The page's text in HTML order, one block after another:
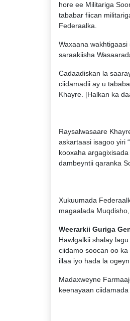
hore ee Militariga
tababar fiican
Federaalka.
Waxaana
saraakiisha
Cadaadiskan la
ciidamadii ay u
Khayre. [Halkan ka
Raysalwasaare
askartaasi isagoo yiri
kooxaha
dambeyntii qaranka
Xukuumada
magaalada
Weerarkii Guriga
Hawlgalkii shalay
ciidamo soocan oo
illaa iyo hada la
Madaxweyne
keenayaan